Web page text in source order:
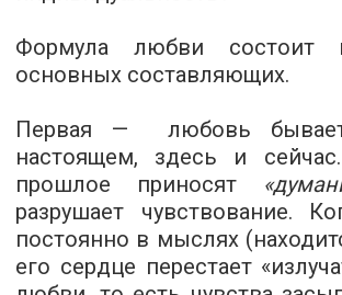
Формула любви состоит
основных составляющих.
Первая —
любовь
настоящем, здесь и сейчас.
прошлое приносят
разрушает чувствование.
постоянно в мыслях
его сердце перестает